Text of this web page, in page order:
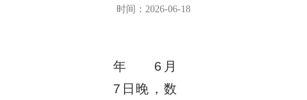
时间：2026-06-18
年 6 月
7 日晚，数